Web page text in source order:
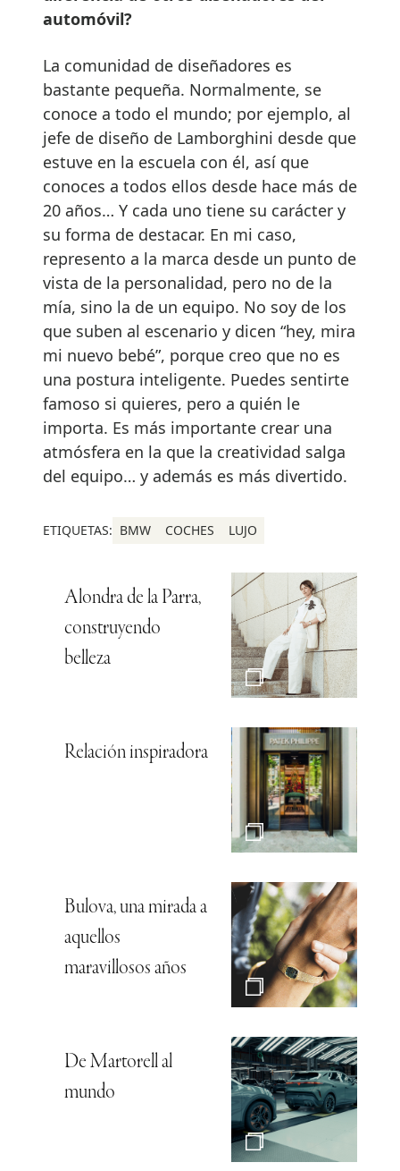
automóvil?
La comunidad de diseñadores es
bastante pequeña. Normalmente, se
conoce a todo el mundo; por ejemplo, al
jefe de diseño de Lamborghini desde que
estuve en la escuela con él, así que
conoces a todos ellos desde hace más de
20 años… Y cada uno tiene su carácter y
su forma de destacar. En mi caso,
represento a la marca desde un punto de
vista de la personalidad, pero no de la
mía, sino la de un equipo. No soy de los
que suben al escenario y dicen “hey, mira
mi nuevo bebé”, porque creo que no es
una postura inteligente. Puedes sentirte
famoso si quieres, pero a quién le
importa. Es más importante crear una
atmósfera en la que la creatividad salga
del equipo… y además es más divertido.
ETIQUETAS: BMW COCHES LUJO
Alondra de la Parra,
construyendo
belleza
Relación inspiradora
Bulova, una mirada a
aquellos
maravillosos años
De Martorell al
mundo